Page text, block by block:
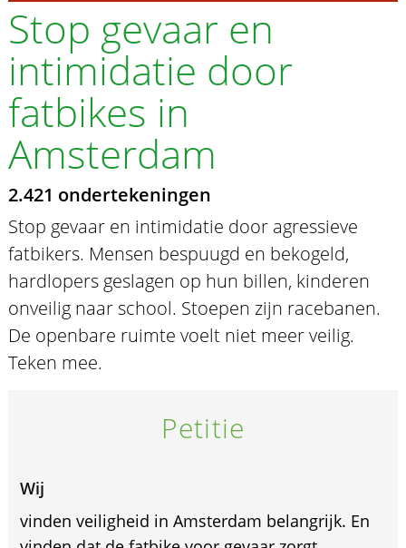
Stop gevaar en
intimidatie door
fatbikes in
Amsterdam
2.421 ondertekeningen
Stop gevaar en intimidatie door agressieve
fatbikers. Mensen bespuugd en bekogeld,
hardlopers geslagen op hun billen, kinderen
onveilig naar school. Stoepen zijn racebanen.
De openbare ruimte voelt niet meer veilig.
Teken mee.
Petitie
Wij
vinden veiligheid in Amsterdam belangrijk. En